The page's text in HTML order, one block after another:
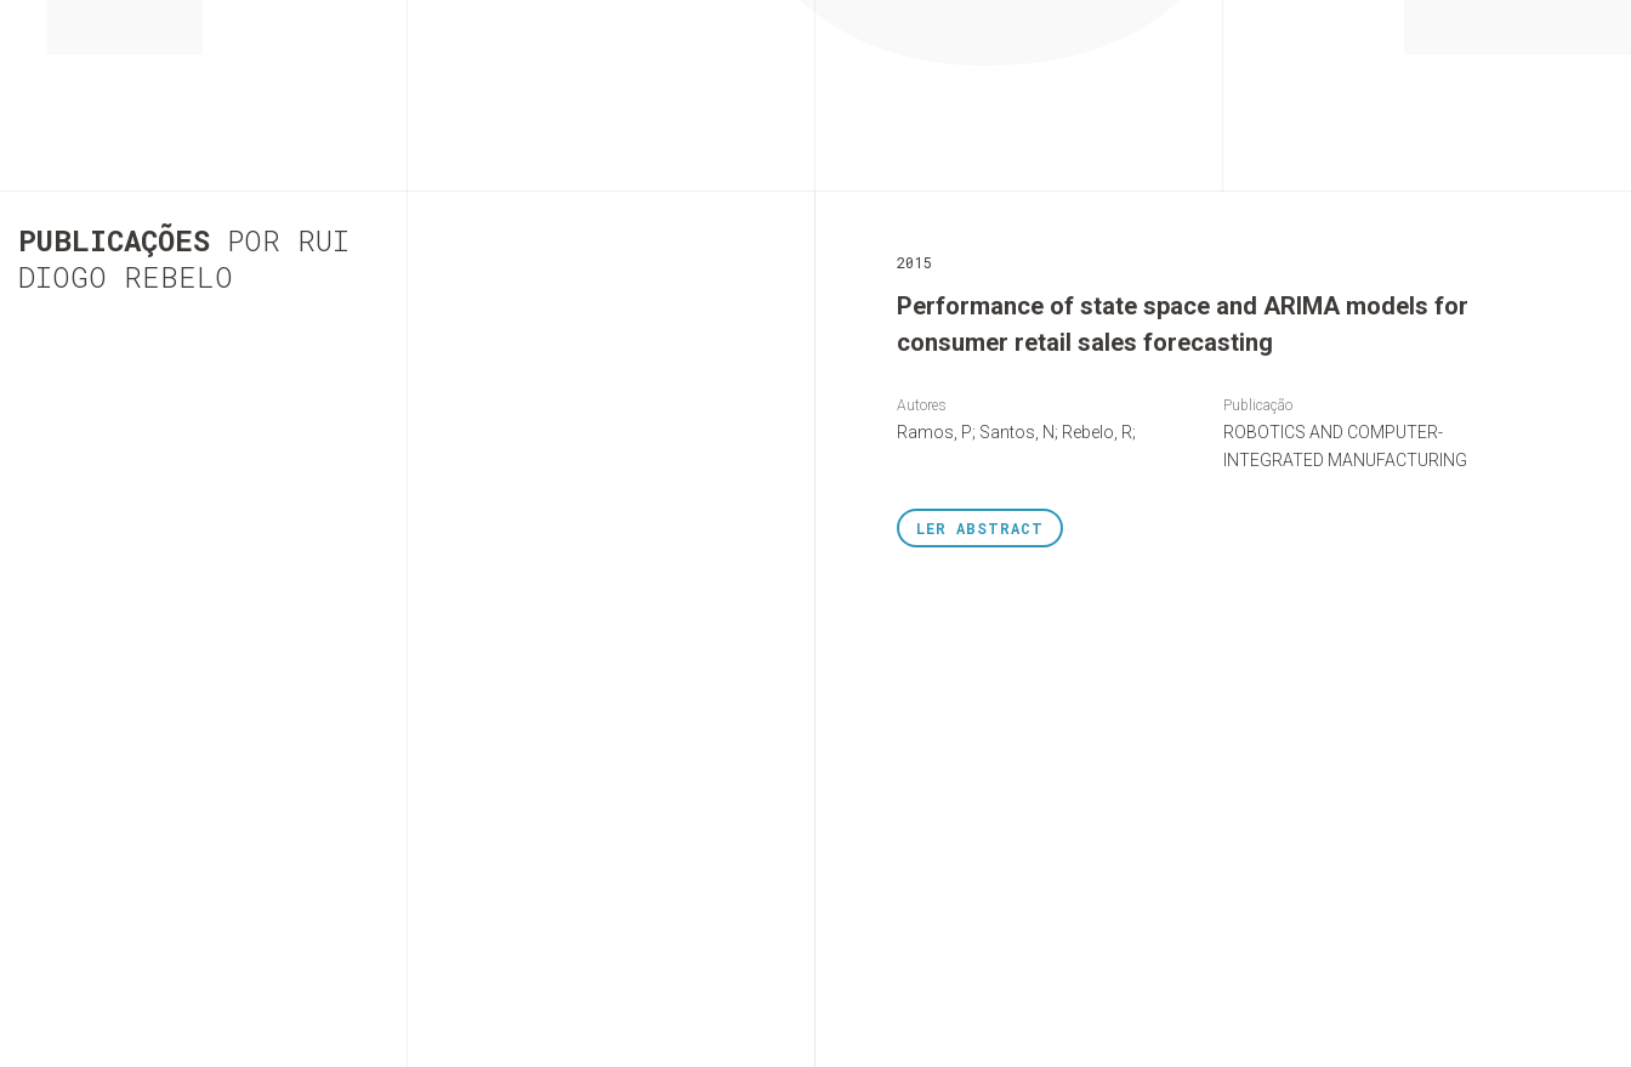
PUBLICAÇÕES POR RUI
DIOGO REBELO
2015
Performance of state space and ARIMA models for
consumer retail sales forecasting
Autores
Ramos, P; Santos, N; Rebelo, R;
Publicação
ROBOTICS AND COMPUTER-
INTEGRATED MANUFACTURING
LER ABSTRACT